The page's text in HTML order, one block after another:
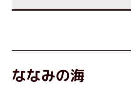
ななみの海